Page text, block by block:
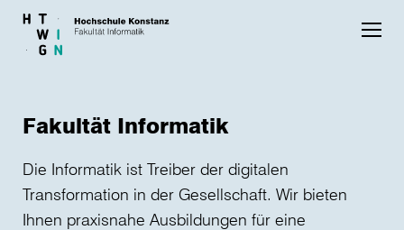
Skip to main content
Fakultät Informatik
Die Informatik ist Treiber der digitalen
Transformation in der Gesellschaft. Wir bieten
Ihnen praxisnahe Ausbildungen für eine